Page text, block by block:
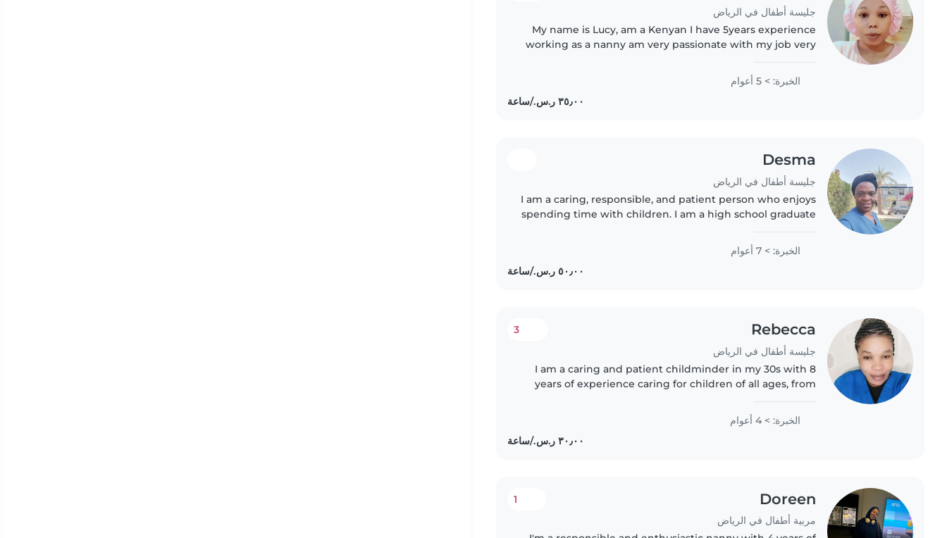
جليسة أطفال في الرياض
My name is Lucy, am a Kenyan I have 5years experience
working as a nanny am very passionate with my job very
know how to interact..
الخبرة: > 5 أعوام
Desma
جليسة أطفال في الرياض
I am a caring, responsible, and patient person who enjoys
spending time with children. I am a high school graduate
bathing, playing,..
الخبرة: > 7 أعوام
Rebecca
جليسة أطفال في الرياض
3
I am a caring and patient childminder in my 30s with 8
years of experience caring for children of all ages, from
الخبرة: > 4 أعوام
Doreen
مربية أطفال في الرياض
1